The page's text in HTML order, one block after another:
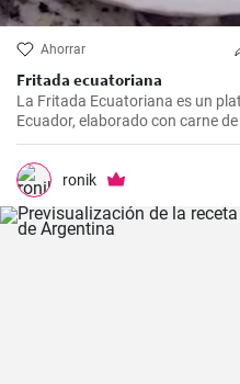
Ahorrar
Fritada ecuatoriana
La Fritada Ecuatoriana es un
Ecuador, elaborado con carne
cocinada a fuego lento en una
y tierna.
ronik